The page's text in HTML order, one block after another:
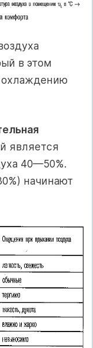
в этом
охлаждению
является
40—50%.
начинают